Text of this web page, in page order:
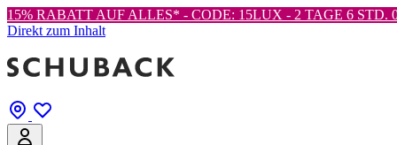
15% RABATT AUF ALLES* - CODE: 15LUX - 2 TAGE 6 STD.
Direkt zum Inhalt